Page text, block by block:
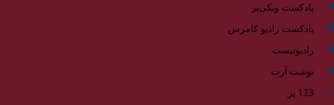
پادکست ویکی‌پز
پادکست رادیو کامرس
رادیونیست
نوشت آرت
123 پز